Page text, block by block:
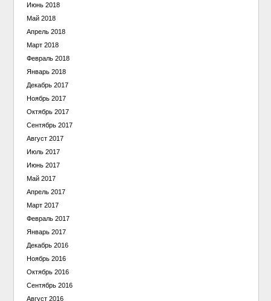
Июнь 2018
Май 2018
Апрель 2018
Март 2018
Февраль 2018
Январь 2018
Декабрь 2017
Ноябрь 2017
Октябрь 2017
Сентябрь 2017
Август 2017
Июль 2017
Июнь 2017
Май 2017
Апрель 2017
Март 2017
Февраль 2017
Январь 2017
Декабрь 2016
Ноябрь 2016
Октябрь 2016
Сентябрь 2016
Август 2016